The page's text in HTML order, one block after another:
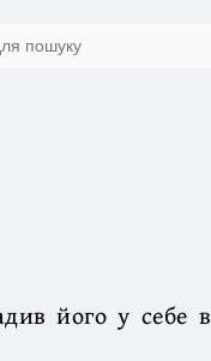
його у себе в